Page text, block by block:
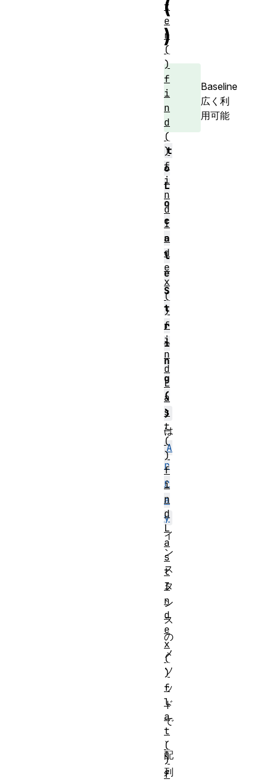
(
)
Baseline
広く利
用可能
t
o
L
o
c
a
l
e
S
t
r
i
n
g
(
)
は
A
r
r
a
y
イ
ン
ス
タ
ン
ス
の
メ
ソ
ッ
ド
で
、
配
列
t
e
r
(
)
f
i
n
d
(
)
f
i
n
d
I
n
d
e
x
(
)
f
i
n
d
L
a
s
t
(
)
f
i
n
d
L
a
s
t
I
n
d
e
x
(
)
f
l
a
t
(
)
f